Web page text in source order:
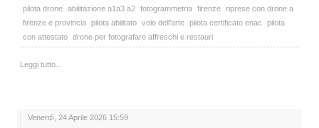
pilota drone abilitazione a1a3 a2 fotogrammetria firenze riprese con drone a
firenze e provincia pilota abilitato volo dell'arte pilota certificato enac
pilota
con attestato drone per fotografare affreschi e restauri
Leggi tutto...
Venerdì, 24 Aprile 2026 15:59